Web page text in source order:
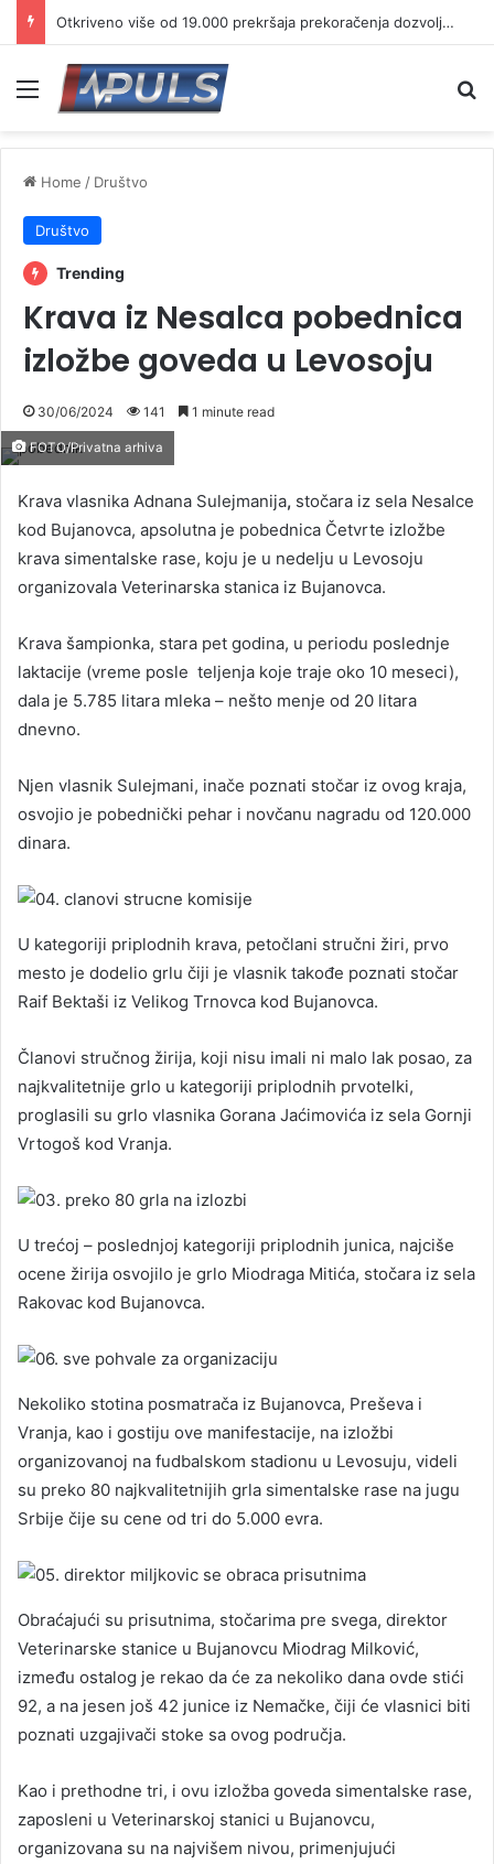
Otkriveno više od 19.000 prekršaja prekoračenja dozvoljene brzine
Menu
Home / Društvo
Društvo
Trending
Krava iz Nesalca pobednica
izložbe goveda u Levosoju
30/06/2024 141 1 minute read
FOTO/Privatna arhiva
Krava vlasnika Adnana Sulejmanija, stočara iz sela Nesalce
kod Bujanovca, apsolutna je pobednica Četvrte izložbe
krava simentalske rase, koju je u nedelju u Levosoju
organizovala Veterinarska stanica iz Bujanovca.
Krava šampionka, stara pet godina, u periodu poslednje
laktacije (vreme posle teljenja koje traje oko 10 meseci),
dala je 5.785 litara mleka – nešto menje od 20 litara
dnevno.
Njen vlasnik Sulejmani, inače poznati stočar iz ovog kraja,
osvojio je pobednički pehar i novčanu nagradu od 120.000
dinara.
U kategoriji priplodnih krava, petočlani stručni žiri, prvo
mesto je dodelio grlu čiji je vlasnik takođe poznati stočar
Raif Bektaši iz Velikog Trnovca kod Bujanovca.
Članovi stručnog žirija, koji nisu imali ni malo lak posao, za
najkvalitetnije grlo u kategoriji priplodnih prvotelki,
proglasili su grlo vlasnika Gorana Jaćimovića iz sela Gornji
Vrtogoš kod Vranja.
U trećoj – poslednjoj kategoriji priplodnih junica, najciše
ocene žirija osvojilo je grlo Miodraga Mitića, stočara iz sela
Rakovac kod Bujanovca.
Nekoliko stotina posmatrača iz Bujanovca, Preševa i
Vranja, kao i gostiju ove manifestacije, na izložbi
organizovanoj na fudbalskom stadionu u Levosuju, videli
su preko 80 najkvalitetnijih grla simentalske rase na jugu
Srbije čije su cene od tri do 5.000 evra.
Obraćajući su prisutnima, stočarima pre svega, direktor
Veterinarske stanice u Bujanovcu Miodrag Milković,
između ostalog je rekao da će za nekoliko dana ovde stići
92, a na jesen još 42 junice iz Nemačke, čiji će vlasnici biti
poznati uzgajivači stoke sa ovog područja.
Kao i prethodne tri, i ovu izložba goveda simentalske rase,
zaposleni u Veterinarskoj stanici u Bujanovcu,
organizovana su na najvišem nivou, primenjujući